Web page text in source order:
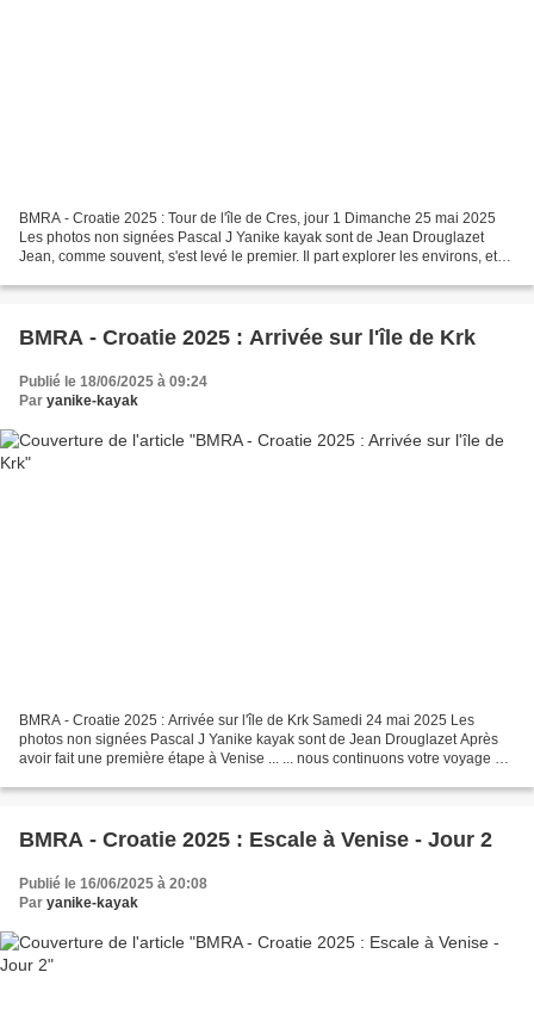
BMRA - Croatie 2025 : Tour de l'île de Cres, jour 1 Dimanche 25 mai 2025
Les photos non signées Pascal J Yanike kayak sont de Jean Drouglazet
Jean, comme souvent, s'est levé le premier. Il part explorer les environs, et
BMRA - Croatie 2025 : Arrivée sur l'île de Krk
Publié le 18/06/2025 à 09:24
Par yanike-kayak
BMRA - Croatie 2025 : Arrivée sur l'île de Krk Samedi 24 mai 2025 Les
photos non signées Pascal J Yanike kayak sont de Jean Drouglazet Après
avoir fait une première étape à Venise ... ... nous continuons votre voyage en
BMRA - Croatie 2025 : Escale à Venise - Jour 2
Publié le 16/06/2025 à 20:08
Par yanike-kayak